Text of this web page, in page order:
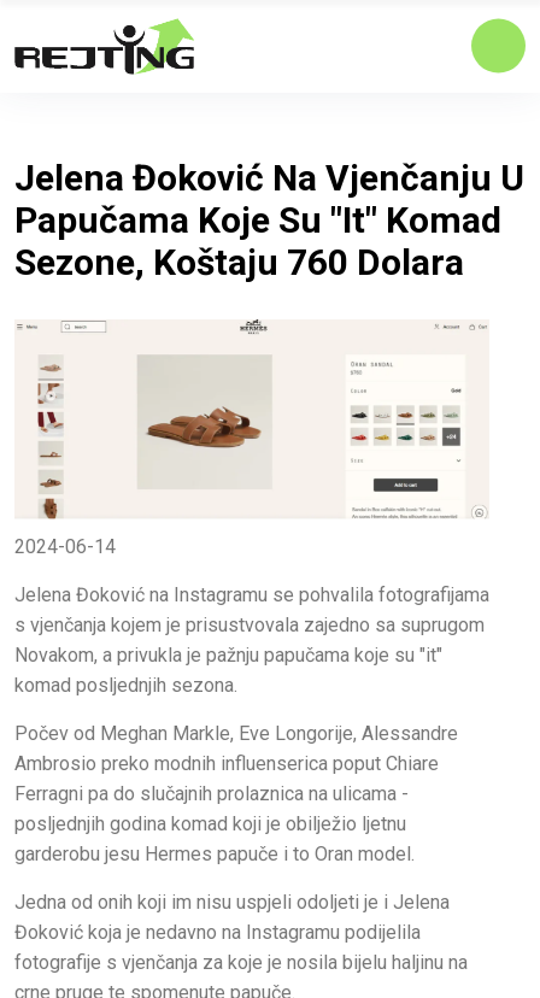
Jelena Đoković Na Vjenčanju U
Papučama Koje Su "it" Komad
Sezone, Koštaju 760 Dolara
2024-06-14
Jelena Đoković na Instagramu se pohvalila fotografijama
s vjenčanja kojem je prisustvovala zajedno sa suprugom
Novakom, a privukla je pažnju papučama koje su "it"
komad posljednjih sezona.
Počev od Meghan Markle, Eve Longorije, Alessandre
Ambrosio preko modnih influenserica poput Chiare
Ferragni pa do slučajnih prolaznica na ulicama -
posljednjih godina komad koji je obilježio ljetnu
garderobu jesu Hermes papuče i to Oran model.
Jedna od onih koji im nisu uspjeli odoljeti je i Jelena
Đoković koja je nedavno na Instagramu podijelila
fotografije s vjenčanja za koje je nosila bijelu haljinu na
crne pruge te spomenute papuče.